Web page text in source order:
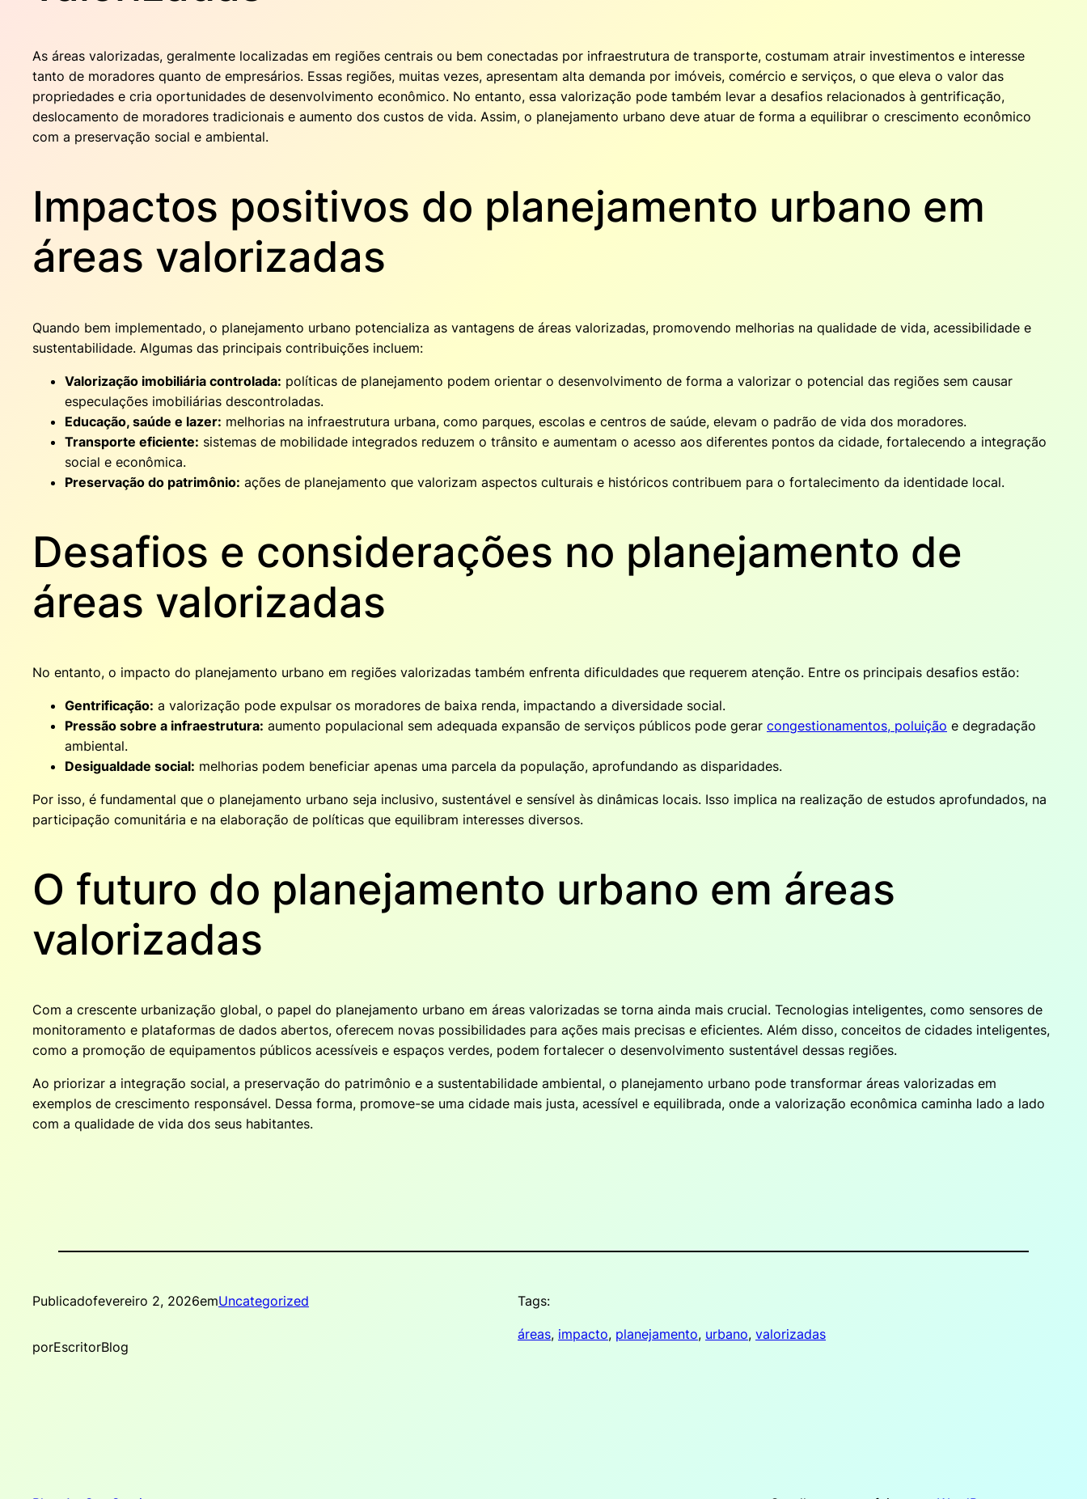
As áreas valorizadas, geralmente localizadas em regiões centrais ou bem conectadas por infraestrutura de transporte, costumam atrair investimentos e interesse
tanto de moradores quanto de empresários. Essas regiões, muitas vezes, apresentam alta demanda por imóveis, comércio e serviços, o que eleva o valor das
propriedades e cria oportunidades de desenvolvimento econômico. No entanto, essa valorização pode também levar a desafios relacionados à gentrificação,
deslocamento de moradores tradicionais e aumento dos custos de vida. Assim, o planejamento urbano deve atuar de forma a equilibrar o crescimento econômico
com a preservação social e ambiental.
Impactos positivos do planejamento urbano em
áreas valorizadas
Quando bem implementado, o planejamento urbano potencializa as vantagens de áreas valorizadas, promovendo melhorias na qualidade de vida, acessibilidade e
sustentabilidade. Algumas das principais contribuições incluem:
Valorização imobiliária controlada: políticas de planejamento podem orientar o desenvolvimento de forma a valorizar o potencial das regiões sem causar
especulações imobiliárias descontroladas.
Educação, saúde e lazer: melhorias na infraestrutura urbana, como parques, escolas e centros de saúde, elevam o padrão de vida dos moradores.
Transporte eficiente: sistemas de mobilidade integrados reduzem o trânsito e aumentam o acesso aos diferentes pontos da cidade, fortalecendo a integração
social e econômica.
Preservação do patrimônio: ações de planejamento que valorizam aspectos culturais e históricos contribuem para o fortalecimento da identidade local.
Desafios e considerações no planejamento de
áreas valorizadas
No entanto, o impacto do planejamento urbano em regiões valorizadas também enfrenta dificuldades que requerem atenção. Entre os principais desafios estão:
Gentrificação: a valorização pode expulsar os moradores de baixa renda, impactando a diversidade social.
Pressão sobre a infraestrutura: aumento populacional sem adequada expansão de serviços públicos pode gerar congestionamentos, poluição e degradação
ambiental.
Desigualdade social: melhorias podem beneficiar apenas uma parcela da população, aprofundando as disparidades.
Por isso, é fundamental que o planejamento urbano seja inclusivo, sustentável e sensível às dinâmicas locais. Isso implica na realização de estudos aprofundados, na
participação comunitária e na elaboração de políticas que equilibram interesses diversos.
O futuro do planejamento urbano em áreas
valorizadas
Com a crescente urbanização global, o papel do planejamento urbano em áreas valorizadas se torna ainda mais crucial. Tecnologias inteligentes, como sensores de
monitoramento e plataformas de dados abertos, oferecem novas possibilidades para ações mais precisas e eficientes. Além disso, conceitos de cidades inteligentes,
como a promoção de equipamentos públicos acessíveis e espaços verdes, podem fortalecer o desenvolvimento sustentável dessas regiões.
Ao priorizar a integração social, a preservação do patrimônio e a sustentabilidade ambiental, o planejamento urbano pode transformar áreas valorizadas em
exemplos de crescimento responsável. Dessa forma, promove-se uma cidade mais justa, acessível e equilibrada, onde a valorização econômica caminha lado a lado
com a qualidade de vida dos seus habitantes.
Publicadofevereiro 2, 2026emUncategorized
porEscritorBlog
Tags:
áreas, impacto, planejamento, urbano, valorizadas